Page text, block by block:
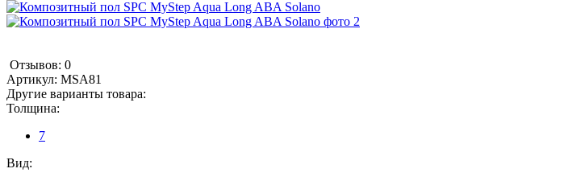
Отзывов: 0
Артикул: MSA81
Другие варианты товара:
Толщина:
7
Вид: